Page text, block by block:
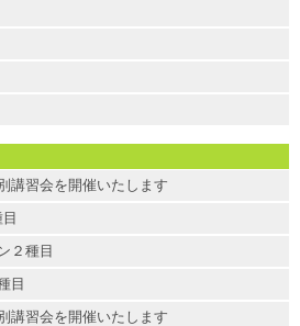
講習会を開催いたします
２種目
目
講習会を開催いたします